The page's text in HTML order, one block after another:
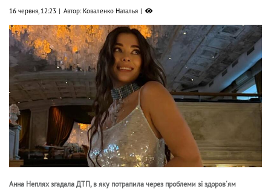
16 червня, 12:23 Автор: Коваленко Наталья
Анна Неплях згадала ДТП, в яку потрапила через проблеми зі здоров'ям